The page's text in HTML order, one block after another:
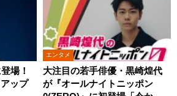
場！
ップ
エンタメ
大注目の若手俳優・黒崎煌代
が『オールナイトニッポン